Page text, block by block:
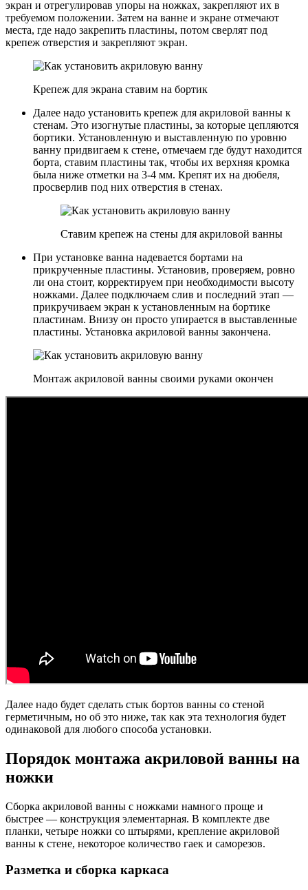
экран и отрегулировав упоры на ножках, закрепляют их в
требуемом положении. Затем на ванне и экране отмечают
места, где надо закрепить пластины, потом сверлят под
крепеж отверстия и закрепляют экран.
Крепеж для экрана ставим на бортик
Далее надо установить крепеж для акриловой ванны к
стенам. Это изогнутые пластины, за которые цепляются
бортики. Установленную и выставленную по уровню
ванну придвигаем к стене, отмечаем где будут находится
борта, ставим пластины так, чтобы их верхняя кромка
была ниже отметки на 3-4 мм. Крепят их на дюбеля,
просверлив под них отверстия в стенах.
Ставим крепеж на стены для акриловой ванны
При установке ванна надевается бортами на
прикрученные пластины. Установив, проверяем, ровно
ли она стоит, корректируем при необходимости высоту
ножками. Далее подключаем слив и последний этап —
прикручиваем экран к установленным на бортике
пластинам. Внизу он просто упирается в выставленные
пластины. Установка акриловой ванны закончена.
Монтаж акриловой ванны своими руками окончен
Далее надо будет сделать стык бортов ванны со стеной
герметичным, но об это ниже, так как эта технология будет
одинаковой для любого способа установки.
Порядок монтажа акриловой ванны на
ножки
Сборка акриловой ванны с ножками намного проще и
быстрее — конструкция элементарная. В комплекте две
планки, четыре ножки со штырями, крепление акриловой
ванны к стене, некоторое количество гаек и саморезов.
Разметка и сборка каркаса